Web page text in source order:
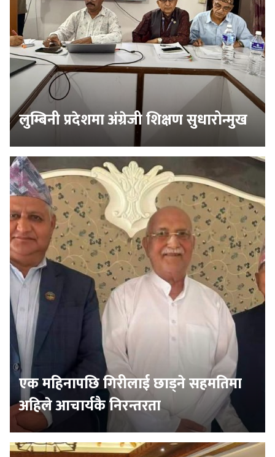
लुम्बिनी प्रदेशमा अंग्रेजी शिक्षण सुधारोन्मुख
एक महिनापछि गिरीलाई छाड्ने सहमतिमा
अहिले आचार्यकै निरन्तरता